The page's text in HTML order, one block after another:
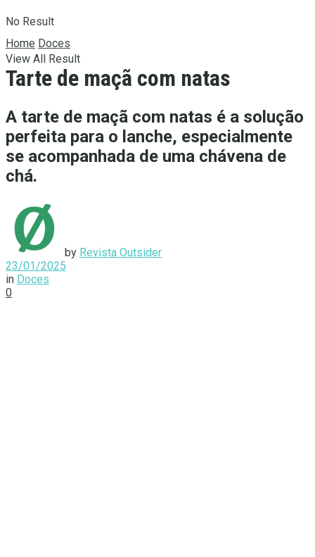
No Result
View All Result
Home Doces
Tarte de maçã com natas
A tarte de maçã com natas é a solução
perfeita para o lanche, especialmente
se acompanhada de uma chávena de
chá.
by Revista Outsider
23/01/2025
in Doces
0